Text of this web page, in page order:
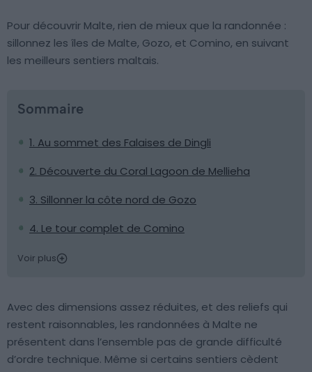
Pour découvrir Malte, rien de mieux que la randonnée :
sillonnez les îles de Malte, Gozo, et Comino, en suivant
les meilleurs sentiers maltais.
Sommaire
1. Au sommet des Falaises de Dingli
2. Découverte du Coral Lagoon de Mellieha
3. Sillonner la côte nord de Gozo
4. Le tour complet de Comino
Voir plus
Avec des dimensions assez réduites, et des reliefs qui
restent raisonnables, les randonnées à Malte ne
présentent dans l’ensemble pas de grande difficulté
d’ordre technique. Même si certains sentiers cèdent